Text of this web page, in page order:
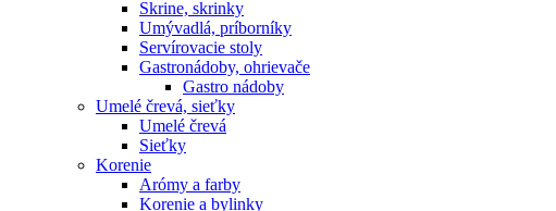
Skrine, skrinky
Umývadlá, príborníky
Servírovacie stoly
Gastronádoby, ohrievače
Gastro nádoby
Umelé črevá, sieťky
Umelé črevá
Sieťky
Korenie
Arómy a farby
Korenie a bylinky